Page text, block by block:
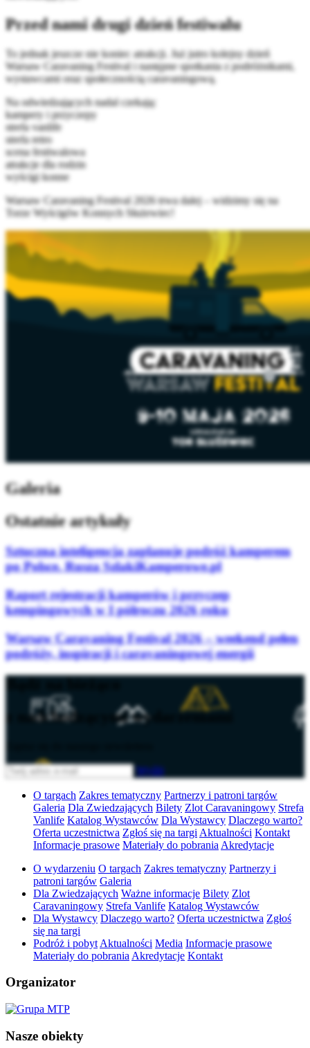
Przed nami drugi dzień festiwalu
To jednak jeszcze nie koniec atrakcji. Już jutro kolejny dzień
Warsaw Caravaning Festival i następne spotkania z podróżnikami,
wystawcami oraz społecznością caravaningową.
Na odwiedzających nadal czekają:
kampery i przyczepy
strefa vanlife
strefa retro
scena festiwalowa
atrakcje dla rodzin
wyścigi konne
Warsaw Caravaning Festival 2026 trwa dalej – widzimy się na
Torze Wyścigów Konnych Służewiec!
Galeria
Ostatnie artykuły
Sztuczna inteligencja zaplanuje podróż kamperem
po Polsce. Rusza SzlakiKamperowe.pl
Raport rejestracji kamperów i przyczep
kempingowych w I półroczu 2026 roku
Warsaw Caravaning Festival 2026 – weekend pełen
podróży, inspiracji i caravaningowej energii
Bądź na bieżąco
z nadchodzącymi wydarzeniami
Wyślij
O targach Zakres tematyczny Partnerzy i patroni targów
Galeria Dla Zwiedzających Bilety Zlot Caravaningowy Strefa
Vanlife Katalog Wystawców Dla Wystawcy Dlaczego warto?
Oferta uczestnictwa Zgłoś się na targi Aktualności Kontakt
Informacje prasowe Materiały do pobrania Akredytacje
O wydarzeniu O targach Zakres tematyczny Partnerzy i
patroni targów Galeria
Dla Zwiedzających Ważne informacje Bilety Zlot
Caravaningowy Strefa Vanlife Katalog Wystawców
Dla Wystawcy Dlaczego warto? Oferta uczestnictwa Zgłoś
się na targi
Podróż i pobyt Aktualności Media Informacje prasowe
Materiały do pobrania Akredytacje Kontakt
Organizator
Nasze obiekty